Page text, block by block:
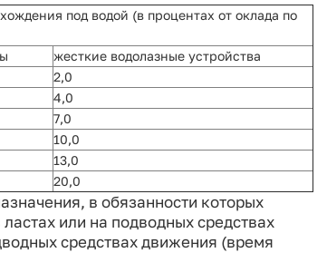
под водой (в процентах от оклада по
жесткие водолазные устройства
2,0
4,0
7,0
10,0
13,0
20,0
в обязанности которых
или на подводных средствах
средствах движения (время